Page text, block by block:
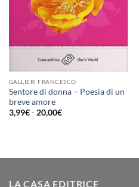
GALLIERI FRANCESCO
Sentore di donna – Poesia di un
breve amore
3,99€ - 20,00€Fascia
20,00€
LA CASA EDITRICE